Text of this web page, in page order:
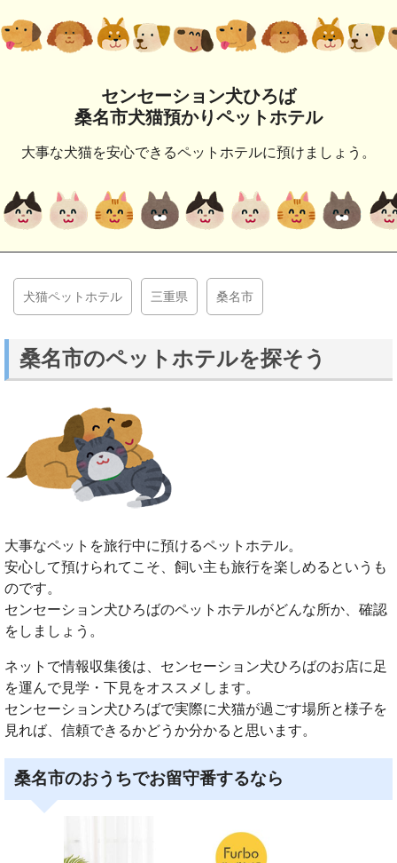
センセーション犬ひろば
桑名市犬猫預かりペットホテル
大事な犬猫を安心できるペットホテルに預けましょう。
犬猫ペットホテル 三重県 桑名市
桑名市のペットホテルを探そう
大事なペットを旅行中に預けるペットホテル。
安心して預けられてこそ、飼い主も旅行を楽しめるというも
のです。
センセーション犬ひろばのペットホテルがどんな所か、確認
をしましょう。
ネットで情報収集後は、センセーション犬ひろばのお店に足
を運んで見学・下見をオススメします。
センセーション犬ひろばで実際に犬猫が過ごす場所と様子を
見れば、信頼できるかどうか分かると思います。
桑名市のおうちでお留守番するなら